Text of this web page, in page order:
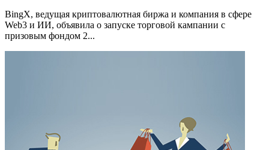
BingX, ведущая криптовалютная биржа и компания в сфере
Web3 и ИИ, объявила о запуске торговой кампании с
призовым фондом 2...